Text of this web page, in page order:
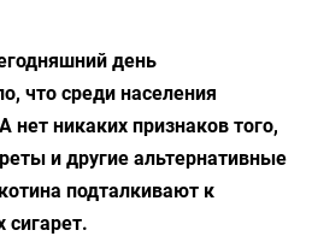
день
что среди населения
никаких признаков того,
и другие альтернативные
подталкивают к
сигарет.